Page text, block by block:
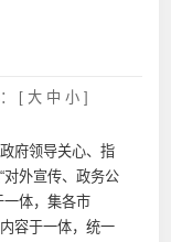
[ 大 中 小]
府领导关心、指
对外宣传、政务公
一体，集各市
容于一体，统一